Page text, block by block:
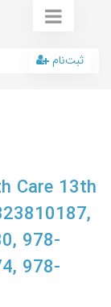
ثبت‌نام
Care 13th
978-
978-